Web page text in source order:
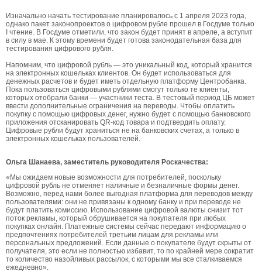
Изначально начать тестирование планировалось с 1 апреля 2023 года,
однако пакет законопроектов о цифровом рубле прошел в Госдуме только
I чтение. В Госдуме отметили, что закон будет принят в апреле, а вступит
в силу в мае. К этому времени будет готова законодательная база для
тестирования цифрового рубля.
Напомним, что цифровой рубль — это уникальный код, который хранится
на электронных кошельках клиентов. Он будет использоваться для
денежных расчетов и будет иметь отдельную платформу Центробанка.
Пока пользоваться цифровыми рублями смогут только те клиенты,
которых отобрали банки — участники теста. В тестовый период ЦБ может
ввести дополнительные ограничения на переводы. Чтобы оплатить
покупку с помощью цифровых денег, нужно будет с помощью банковского
приложения отсканировать QR-код товара и подтвердить оплату.
Цифровые рубли будут храниться не на банковских счетах, а только в
электронных кошельках пользователей.
Ольга Шанаева, заместитель руководителя Роскачества:
«Мы ожидаем новые возможности для потребителей, поскольку
цифровой рубль не отменяет наличные и безналичные формы денег.
Возможно, перед нами более выгодная платформа для переводов между
пользователями: они не привязаны к одному банку и при переводе не
будут платить комиссию. Использование цифровой валюты снизит тот
поток рекламы, который обрушивается на покупателя при любых
покупках онлайн. Платежные системы сейчас передают информацию о
предпочтениях потребителей третьим лицам для рекламы или
персональных предложений. Если данные о покупателе будут скрыты от
получателя, это если не полностью избавит, то по крайней мере сократит
то количество назойливых рассылок, с которыми мы все сталкиваемся
ежедневно».